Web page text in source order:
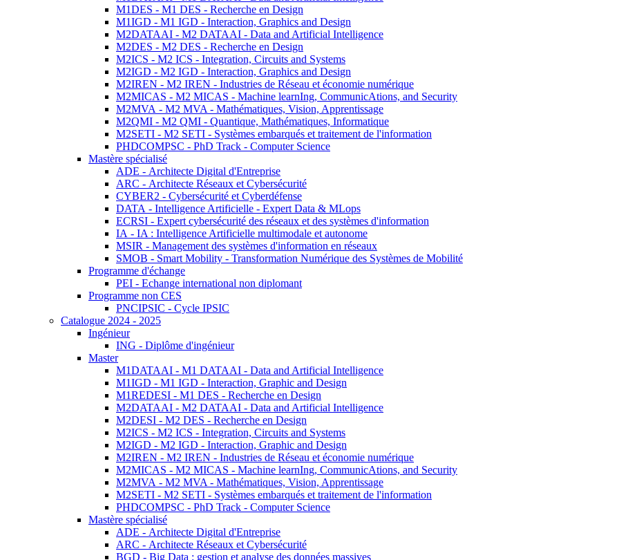
M1DES - M1 DES - Recherche en Design
M1IGD - M1 IGD - Interaction, Graphics and Design
M2DATAAI - M2 DATAAI - Data and Artificial Intelligence
M2DES - M2 DES - Recherche en Design
M2ICS - M2 ICS - Integration, Circuits and Systems
M2IGD - M2 IGD - Interaction, Graphics and Design
M2IREN - M2 IREN - Industries de Réseau et économie numérique
M2MICAS - M2 MICAS - Machine learnIng, CommunicAtions, and Security
M2MVA - M2 MVA - Mathématiques, Vision, Apprentissage
M2QMI - M2 QMI - Quantique, Mathématiques, Informatique
M2SETI - M2 SETI - Systèmes embarqués et traitement de l'information
PHDCOMPSC - PhD Track - Computer Science
Mastère spécialisé
ADE - Architecte Digital d'Entreprise
ARC - Architecte Réseaux et Cybersécurité
CYBER2 - Cybersécurité et Cyberdéfense
DATA - Intelligence Artificielle - Expert Data & MLops
ECRSI - Expert cybersécurité des réseaux et des systèmes d'information
IA - IA : Intelligence Artificielle multimodale et autonome
MSIR - Management des systèmes d'information en réseaux
SMOB - Smart Mobility - Transformation Numérique des Systèmes de Mobilité
Programme d'échange
PEI - Echange international non diplomant
Programme non CES
PNCIPSIC - Cycle IPSIC
Catalogue 2024 - 2025
Ingénieur
ING - Diplôme d'ingénieur
Master
M1DATAAI - M1 DATAAI - Data and Artificial Intelligence
M1IGD - M1 IGD - Interaction, Graphic and Design
M1REDESI - M1 DES - Recherche en Design
M2DATAAI - M2 DATAAI - Data and Artificial Intelligence
M2DESI - M2 DES - Recherche en Design
M2ICS - M2 ICS - Integration, Circuits and Systems
M2IGD - M2 IGD - Interaction, Graphic and Design
M2IREN - M2 IREN - Industries de Réseau et économie numérique
M2MICAS - M2 MICAS - Machine learnIng, CommunicAtions, and Security
M2MVA - M2 MVA - Mathématiques, Vision, Apprentissage
M2SETI - M2 SETI - Systèmes embarqués et traitement de l'information
PHDCOMPSC - PhD Track - Computer Science
Mastère spécialisé
ADE - Architecte Digital d'Entreprise
ARC - Architecte Réseaux et Cybersécurité
BGD - Big Data : gestion et analyse des données massives